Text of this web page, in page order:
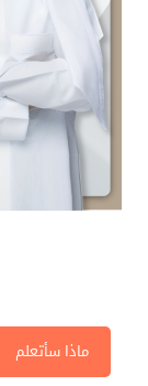
ماذا سأتعلم